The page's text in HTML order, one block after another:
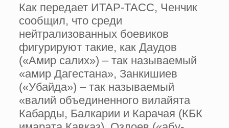
Как передает ИТАР-ТАСС, Ченчик
сообщил, что среди
нейтрализованных боевиков
фигурируют такие, как Даудов
(«Амир салих») – так называемый
«амир Дагестана», Занкишиев
(«Убайда») – так называемый
«валий объединенного вилайята
Кабарды, Балкарии и Карачая (КБК